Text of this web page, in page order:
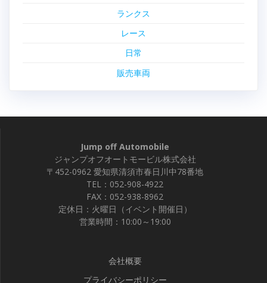
ランクス
レース
日常
販売車両
Jump off Automobile
ジャンプオフオートモービル株式会社
〒452-0962 愛知県清須市春日川中78番地
TEL：052-908-4922
FAX：052-938-8962
定休日：火曜日（イベント開催日）
営業時間：10:00～19:00
会社概要
プライバシーポリシー